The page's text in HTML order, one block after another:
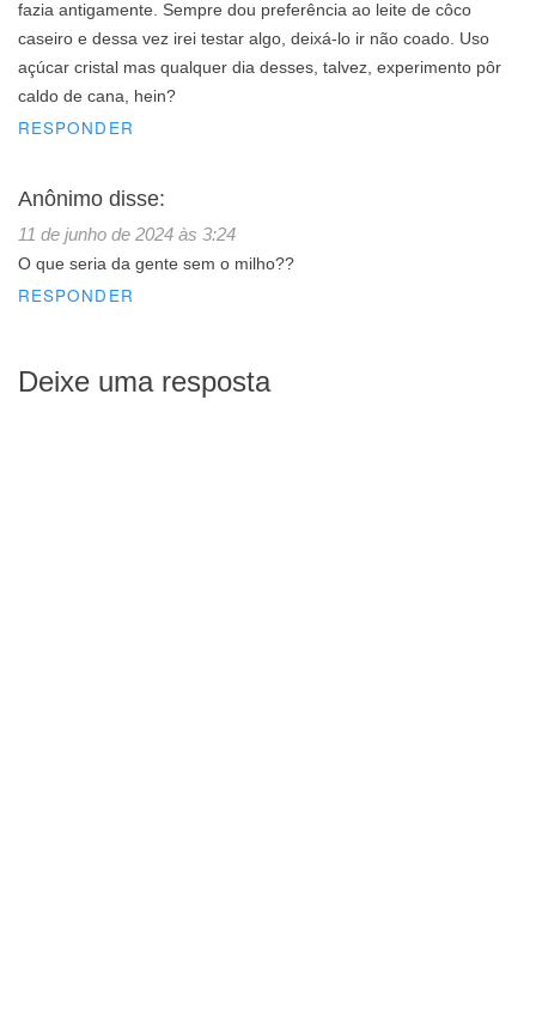
fazia antigamente. Sempre dou preferência ao leite de côco
caseiro e dessa vez irei testar algo, deixá-lo ir não coado. Uso
açúcar cristal mas qualquer dia desses, talvez, experimento pôr
caldo de cana, hein?
RESPONDER
Anônimo disse:
11 de junho de 2024 às 3:24
O que seria da gente sem o milho??
RESPONDER
Deixe uma resposta